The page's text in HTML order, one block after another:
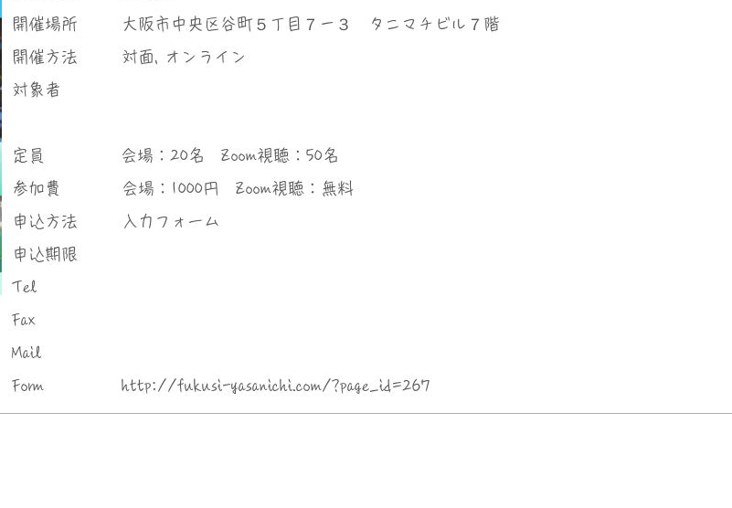
​開催場所
​開催方法
対象者
大阪市中央区谷町５丁目７－３ タニマチビル７階
対面, オンライン
定員
参加費
申込方法
申込期限
Tel
Fax
Mail
Form
会場：20名 Zoom視聴：50名
会場：1000円 Zoom視聴：無料
入力フォーム
http://fukusi-yasanichi.com/?page_id=267